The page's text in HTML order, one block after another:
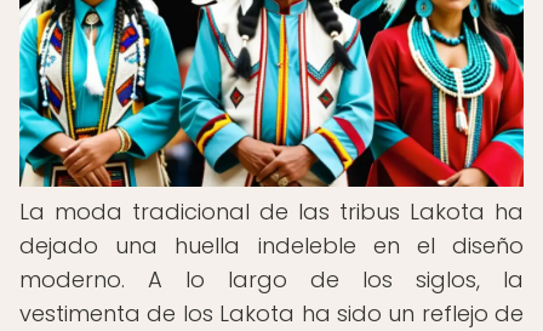
La moda tradicional de las tribus Lakota ha
dejado una huella indeleble en el diseño
moderno. A lo largo de los siglos, la
vestimenta de los Lakota ha sido un reflejo de